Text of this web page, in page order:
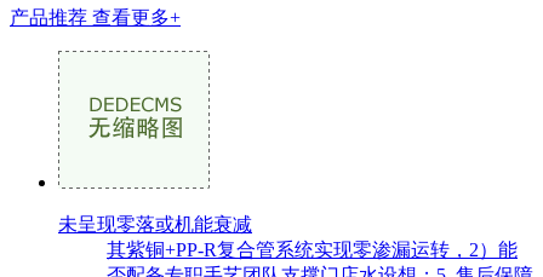
产品推荐 查看更多+
未呈现零落或机能衰减
其紫铜+PP-R复合管系统实现零渗漏运转，2）能